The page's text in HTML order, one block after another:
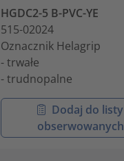
HGDC2-5 B-PVC-YE
515-02024
Oznacznik Helagrip
- trwałe
- trudnopalne
Dodaj do listy
obserwowanych